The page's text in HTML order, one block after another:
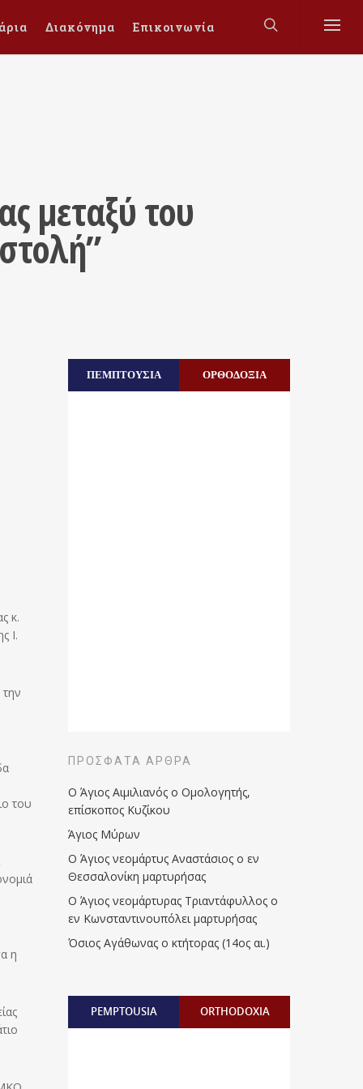
Διακόνημα Επικοινωνία
μεταξύ του
κ.
Ι.
του
η
ΠΕΜΠΤΟΥΣΙΑ ΟΡΘΟΔΟΞΙΑ
ΠΡΌΣΦΑΤΑ ΆΡΘΡΑ
Ο Άγιος Αιμιλιανός ο Ομολογητής,
επίσκοπος Κυζίκου
Άγιος Μύρων
Ο Άγιος νεομάρτυς Αναστάσιος ο εν
Θεσσαλονίκη μαρτυρήσας
Ο Άγιος νεομάρτυρας Τριαντάφυλλος ο
εν Κωνσταντινουπόλει μαρτυρήσας
Όσιος Αγάθωνας ο κτήτορας (14ος αι.)
PEMPTOUSIA ORTHODOXIA